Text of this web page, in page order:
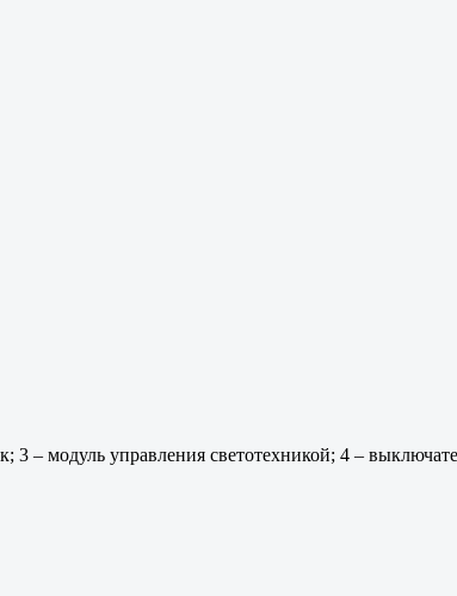
– модуль управления светотехникой; 4 –